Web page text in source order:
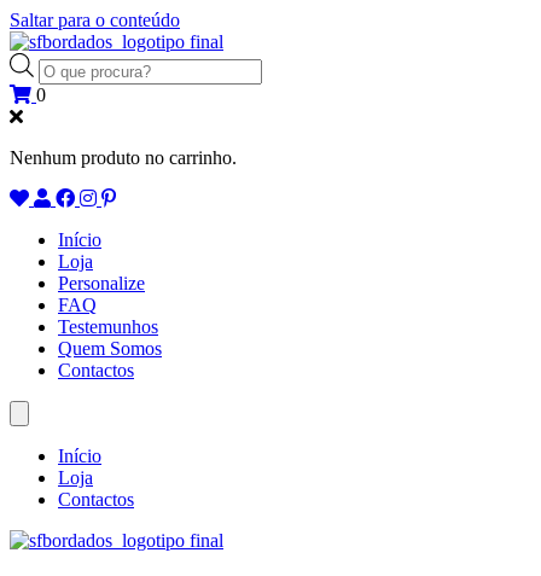
Saltar para o conteúdo
Products
search
0
Nenhum produto no carrinho.
Início
Loja
Personalize
FAQ
Testemunhos
Quem Somos
Contactos
Início
Loja
Contactos